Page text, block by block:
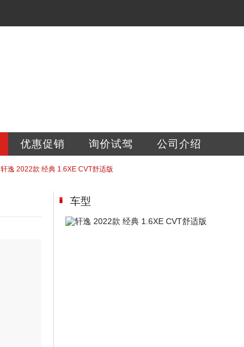
优惠促销 询价试驾 公司介绍
轩逸 2022款 经典 1.6XE CVT舒适版
车型